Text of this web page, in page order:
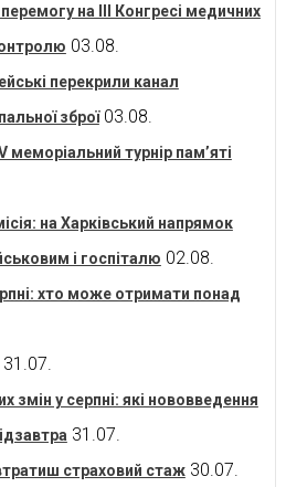
на ІІІ Конгресі медичних
03.08.
перекрили канал
зброї 03.08.
меморіальний турнір пам’яті
на Харківський напрямок
і госпіталю 02.08.
хто може отримати понад
31.07.
змін у серпні: які нововведення
31.07.
страховий стаж 30.07.